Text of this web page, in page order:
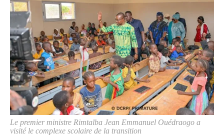
Le premier ministre Rimtalba Jean Emmanuel Ouédraogo a
visité le complexe scolaire de la transition